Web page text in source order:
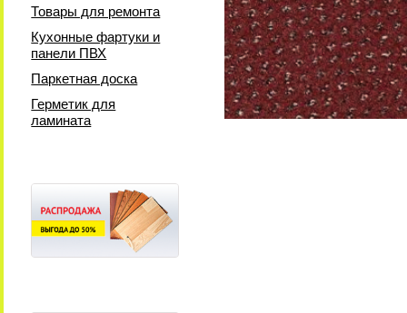
Товары для ремонта
Кухонные фартуки и
панели ПВХ
Паркетная доска
Герметик для
ламината